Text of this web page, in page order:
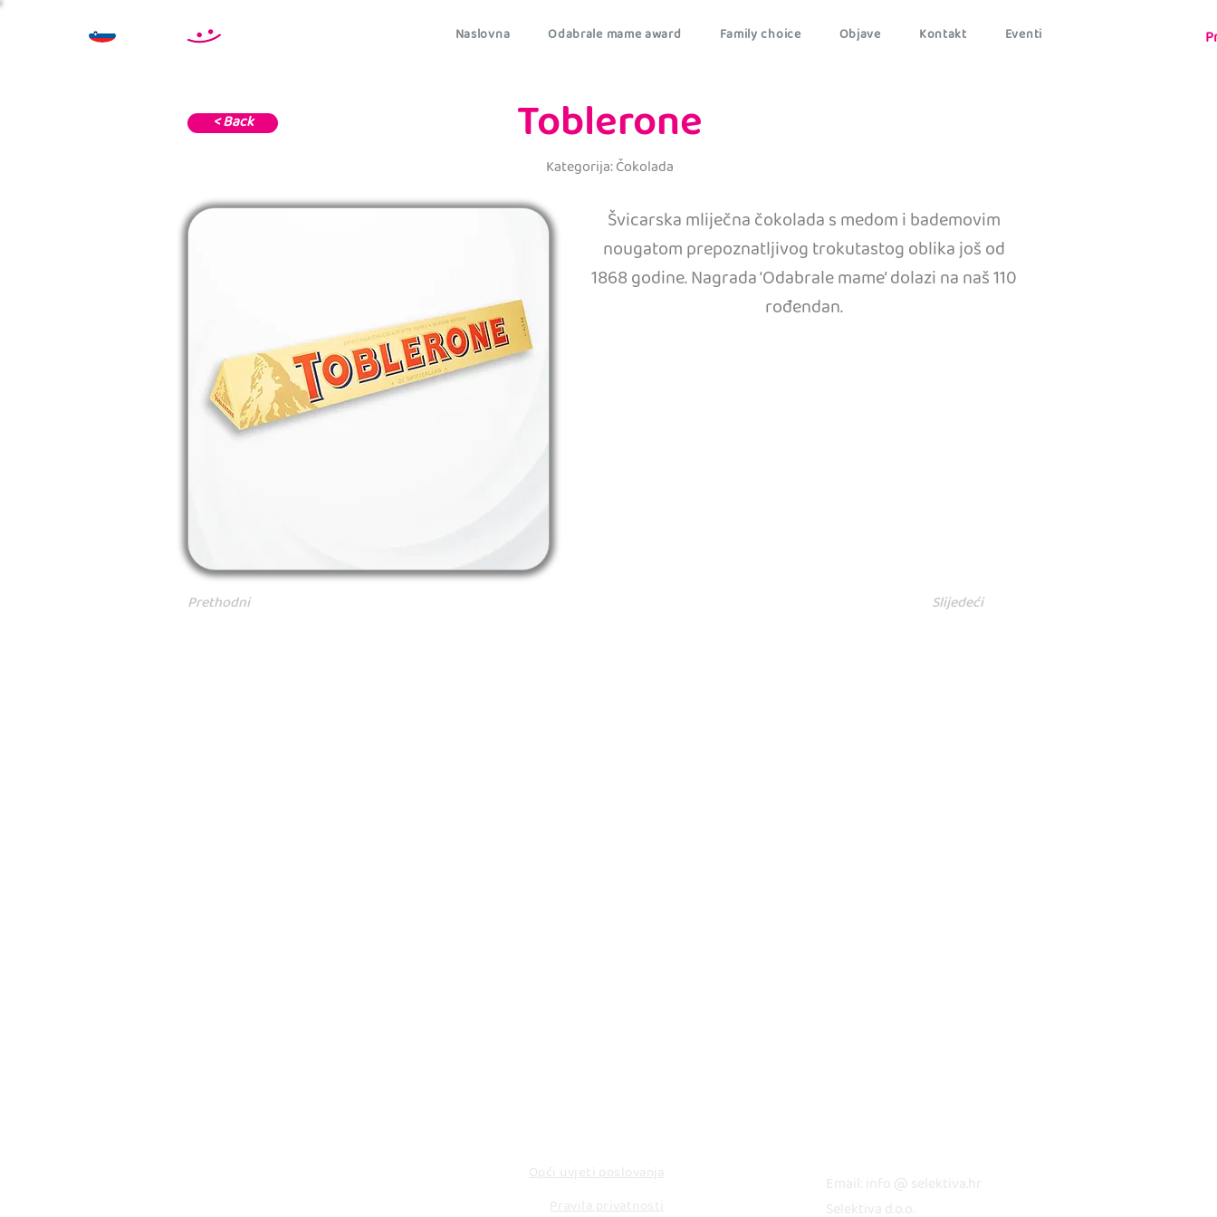
Naslovna Odabrale mame award Family choice Objave Kontakt Eventi
< Back Toblerone
Kategorija: Čokolada
Prethodni
Švicarska mliječna čokolada s medom i bademovim
nougatom prepoznatljivog trokutastog oblika još od
1868 godine. Nagrada ‘Odabrale mame’ dolazi na naš 110
rođendan.
Slijedeći
Opći uvjeti poslovanja
Pravila privatnosti
Email: info @ selektiva.hr
Selektiva d.o.o.